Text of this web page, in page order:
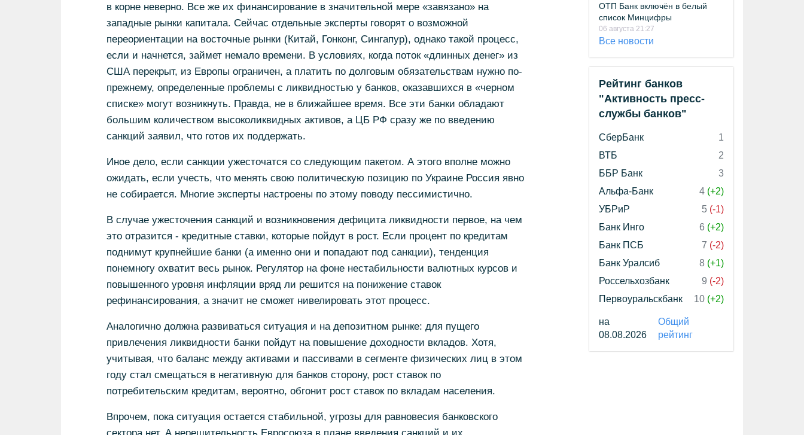
в корне неверно. Все же их финансирование в значительной мере «завязано» на
западные рынки капитала. Сейчас отдельные эксперты говорят о возможной
переориентации на восточные рынки (Китай, Гонконг, Сингапур), однако такой процесс,
если и начнется, займет немало времени. В условиях, когда поток «длинных денег» из
США перекрыт, из Европы ограничен, а платить по долговым обязательствам нужно по-
прежнему, определенные проблемы с ликвидностью у банков, оказавшихся в «черном
списке» могут возникнуть. Правда, не в ближайшее время. Все эти банки обладают
большим количеством высоколиквидных активов, а ЦБ РФ сразу же по введению
санкций заявил, что готов их поддержать.
Иное дело, если санкции ужесточатся со следующим пакетом. А этого вполне можно
ожидать, если учесть, что менять свою политическую позицию по Украине Россия явно
не собирается. Многие эксперты настроены по этому поводу пессимистично.
В случае ужесточения санкций и возникновения дефицита ликвидности первое, на чем
это отразится - кредитные ставки, которые пойдут в рост. Если процент по кредитам
поднимут крупнейшие банки (а именно они и попадают под санкции), тенденция
понемногу охватит весь рынок. Регулятор на фоне нестабильности валютных курсов и
повышенного уровня инфляции вряд ли решится на понижение ставок
рефинансирования, а значит не сможет нивелировать этот процесс.
Аналогично должна развиваться ситуация и на депозитном рынке: для пущего
привлечения ликвидности банки пойдут на повышение доходности вкладов. Хотя,
учитывая, что баланс между активами и пассивами в сегменте физических лиц в этом
году стал смещаться в негативную для банков сторону, рост ставок по
потребительским кредитам, вероятно, обгонит рост ставок по вкладам населения.
Впрочем, пока ситуация остается стабильной, угрозы для равновесия банковского
ОТП Банк включён в белый
список Минцифры
06 августа 21:27
Все новости
Рейтинг банков
"Активность пресс-
службы банков"
СберБанк
1
ВТБ
2
ББР Банк
3
Альфа-Банк
4 (+2)
УБРиР
5 (-1)
Банк Инго
6 (+2)
Банк ПСБ
7 (-2)
Банк Уралсиб
8 (+1)
Россельхозбанк
9 (-2)
Первоуральскбанк
10 (+2)
на
08.08.2026
Общий
рейтинг